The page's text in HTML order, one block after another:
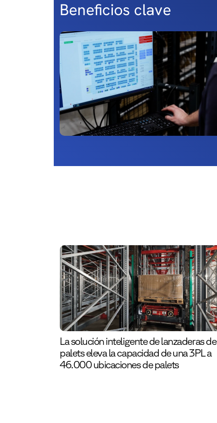
Beneficios clave
La solución inteligente de lanzaderas de
palets eleva la capacidad de una 3PL a
46.000 ubicaciones de palets